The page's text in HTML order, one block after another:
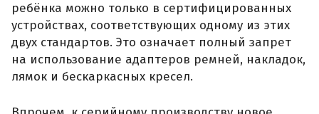
ребёнка можно только в сертифицированных
устройствах, соответствующих одному из этих
двух стандартов. Это означает полный запрет
на использование адаптеров ремней, накладок,
лямок и бескаркасных кресел.